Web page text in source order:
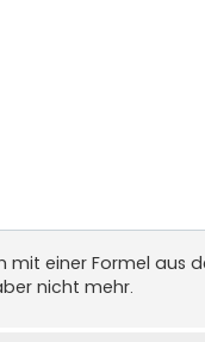
mit einer Formel aus
nicht mehr.